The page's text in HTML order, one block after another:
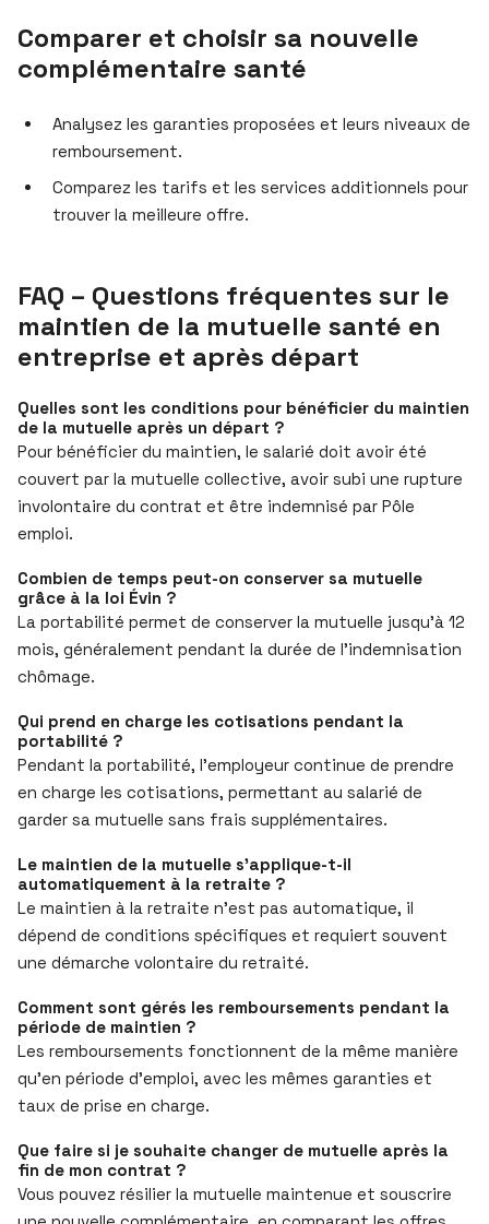
Comparer et choisir sa nouvelle
complémentaire santé
Analysez les garanties proposées et leurs niveaux de
remboursement.
Comparez les tarifs et les services additionnels pour
trouver la meilleure offre.
FAQ – Questions fréquentes sur le
maintien de la mutuelle santé en
entreprise et après départ
Quelles sont les conditions pour bénéficier du maintien
de la mutuelle après un départ ?
Pour bénéficier du maintien, le salarié doit avoir été
couvert par la mutuelle collective, avoir subi une rupture
involontaire du contrat et être indemnisé par Pôle
emploi.
Combien de temps peut-on conserver sa mutuelle
grâce à la loi Évin ?
La portabilité permet de conserver la mutuelle jusqu’à 12
mois, généralement pendant la durée de l’indemnisation
chômage.
Qui prend en charge les cotisations pendant la
portabilité ?
Pendant la portabilité, l’employeur continue de prendre
en charge les cotisations, permettant au salarié de
garder sa mutuelle sans frais supplémentaires.
Le maintien de la mutuelle s’applique-t-il
automatiquement à la retraite ?
Le maintien à la retraite n’est pas automatique, il
dépend de conditions spécifiques et requiert souvent
une démarche volontaire du retraité.
Comment sont gérés les remboursements pendant la
période de maintien ?
Les remboursements fonctionnent de la même manière
qu’en période d’emploi, avec les mêmes garanties et
taux de prise en charge.
Que faire si je souhaite changer de mutuelle après la
fin de mon contrat ?
Vous pouvez résilier la mutuelle maintenue et souscrire